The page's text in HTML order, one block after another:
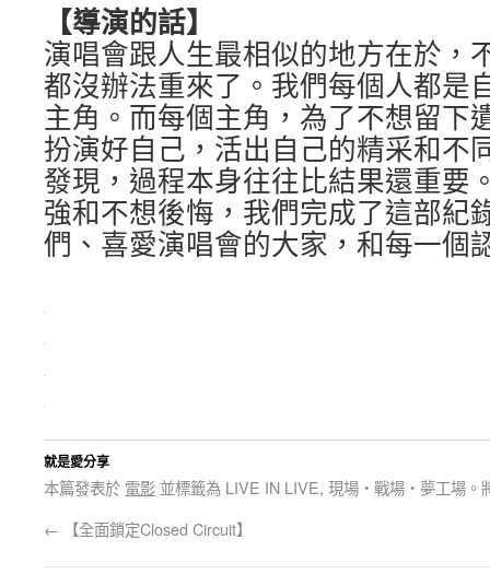
【導演的話】
演唱會跟人生最相似的地方在於，
都沒辦法重來了。我們每個人都是
主角。而每個主角，為了不想留下
扮演好自己，活出自己的精采和不
發現，過程本身往往比結果還重要
強和不想後悔，我們完成了這部紀
們、喜愛演唱會的大家，和每一個
就是愛分享
本篇發表於 電影 並標籤為 LIVE IN LIVE, 現場‧戰場‧夢工場。
← 【全面鎖定Closed Circuit】